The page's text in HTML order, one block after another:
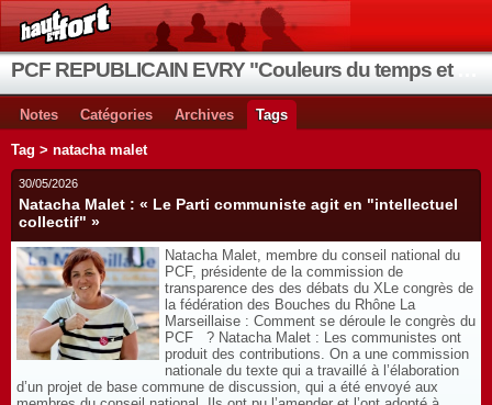
Notes Catégories Archives Tags
Tag > natacha malet
30/05/2026
Natacha Malet : « Le Parti communiste agit en "intellectuel
collectif" »
Natacha Malet, membre du conseil national du
PCF, présidente de la commission de
transparence des des débats du XLe congrès de
la fédération des Bouches du Rhône La
Marseillaise : Comment se déroule le congrès du
PCF ? Natacha Malet : Les communistes ont
produit des contributions. On a une commission
nationale du texte qui a travaillé à l’élaboration
d’un projet de base commune de discussion, qui a été envoyé aux